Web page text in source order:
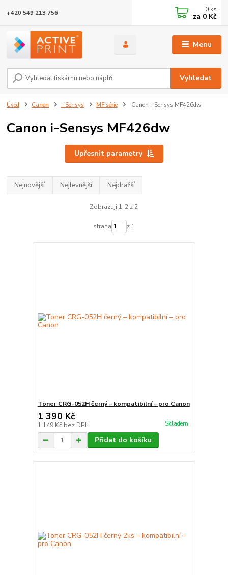
Menu
Vyhledat
+420 549 213 756 0 ks
za 0 Kč
Úvod Canon i-Sensys MF série Canon i-Sensys MF426dw
Canon i-Sensys MF426dw
Upřesnit parametry
Nejnovější Nejlevnější Nejdražší
Zobrazuji 1-2 z 2
strana z 1
Toner CRG-052H černý – kompatibilní – pro Canon
1 390 Kč
1 149 Kč bez DPH Skladem
Přidat do košíku